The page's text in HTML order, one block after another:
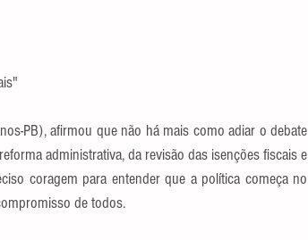
PB), afirmou que não há mais como adiar o debate
administrativa, da revisão das isenções fiscais e
coragem para entender que a política começa no
de todos.